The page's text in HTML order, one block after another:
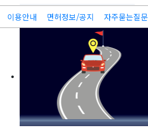
이용안내 면허정보/공지 자주묻는질문